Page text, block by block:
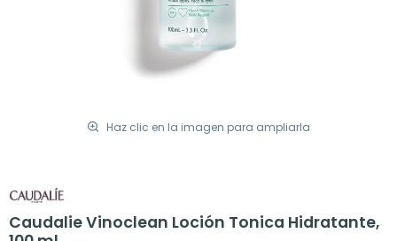
Haz clic en la imagen para ampliarla
Caudalie Vinoclean Loción Tonica Hidratante,